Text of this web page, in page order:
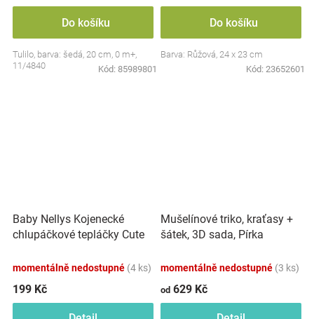
Do košíku
Tulilo, barva: šedá, 20 cm, 0 m+,
11/4840
Kód: 85989801
Do košíku
Barva: Růžová, 24 x 23 cm
Kód: 23652601
Baby Nellys Kojenecké
chlupáčkové tepláčky Cute
momentálně nedostupné (4 ks)
199 Kč
Mušelínové triko, kraťasy +
šátek, 3D sada, Pírka
momentálně nedostupné (3 ks)
od 629 Kč